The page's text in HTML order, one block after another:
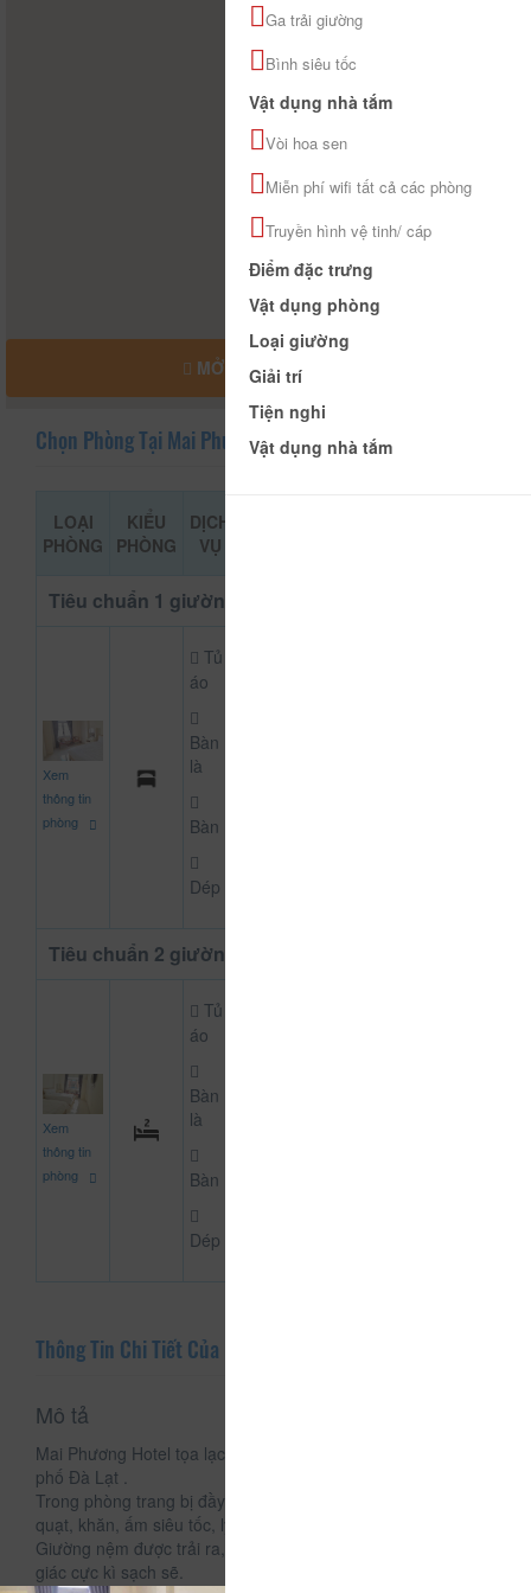
MỞ RỘNG BẢN ĐỒ
Chọn Phòng Tại Mai Phương Hotel
LOẠI
PHÒNG
KIỂU
PHÒNG
DỊCH
VỤ
Tiêu chuẩn 1 giường
Xem
thông tin
phòng
Tủ
áo
Bàn
là
Bàn
Dép
Tiêu chuẩn 2 giường
Xem
thông tin
phòng
Tủ
áo
Bàn
là
Bàn
Dép
Thông Tin Chi Tiết Của Mai Phương Hotel
Mô tả
Mai Phương Hotel tọa lạc tại 40 Võ Thị Sáu, phường 3, thành
phố Đà Lạt .
Trong phòng trang bị đầy đủ các vật dụng cần thiết như: tivi,
quạt, khăn, ấm siêu tốc, ly, ấm trà, tủ, máy sấy tóc,...
Giường nệm được trải ra, mềm, gối trắng tinh mang lại 1 cảm
giác cực kì sạch sẽ.
Ga trải giường
Bình siêu tốc
Vật dụng nhà tắm
Vòi hoa sen
Miễn phí wifi tất cả các phòng
Truyền hình vệ tinh/ cáp
Điểm đặc trưng
Vật dụng phòng
Loại giường
Giải trí
Tiện nghi
Vật dụng nhà tắm